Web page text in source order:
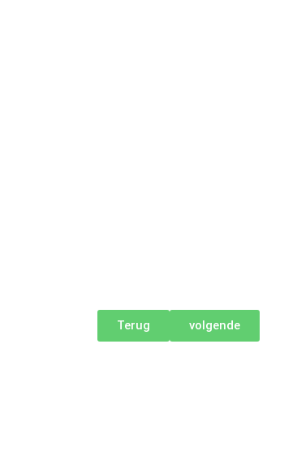
Terug volgende